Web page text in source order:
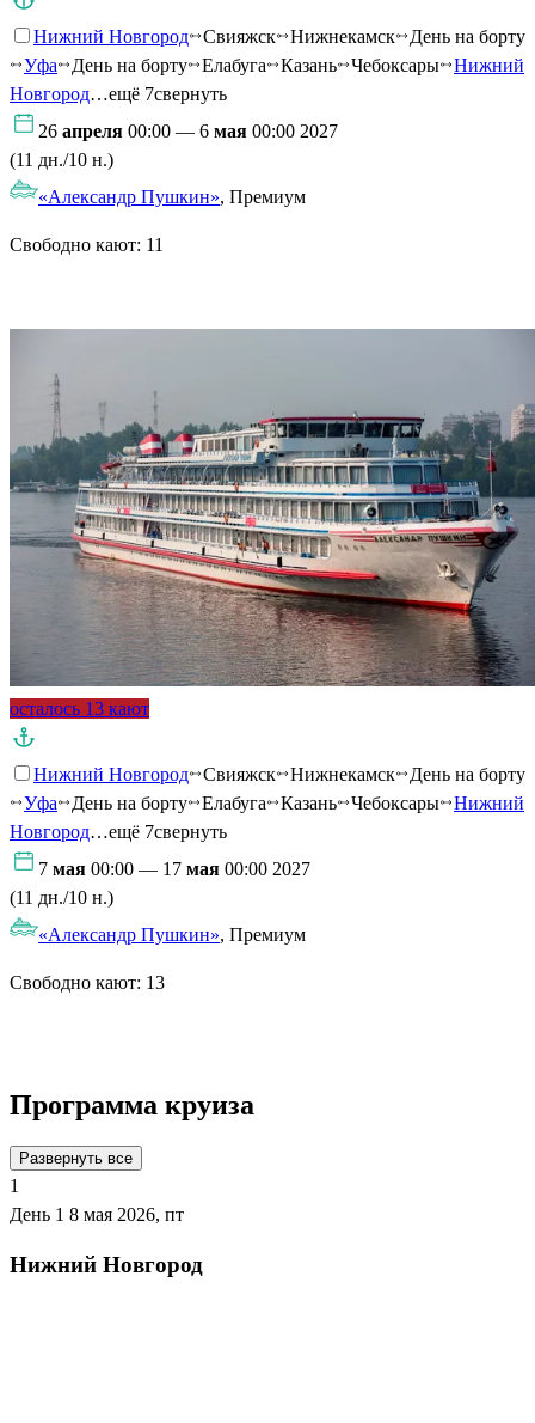
Нижний Новгород Свияжск Нижнекамск
День на борту
Уфа
День на борту Елабуга Казань Чебоксары
Нижний
Новгород…ещё 7свернуть
26 апреля 00:00 — 6 мая 00:00 2027
(11 дн./10 н.)
«Александр Пушкин», Премиум
Свободно кают: 11
осталось 13 кают
Нижний Новгород Свияжск Нижнекамск
День на борту
Уфа
День на борту Елабуга Казань Чебоксары
Нижний
Новгород…ещё 7свернуть
7 мая 00:00 — 17 мая 00:00 2027
(11 дн./10 н.)
«Александр Пушкин», Премиум
Свободно кают: 13
Программа круиза
Развернуть все
1
День 1 8 мая 2026, пт
Нижний Новгород